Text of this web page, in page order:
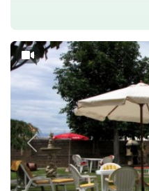
Anterior